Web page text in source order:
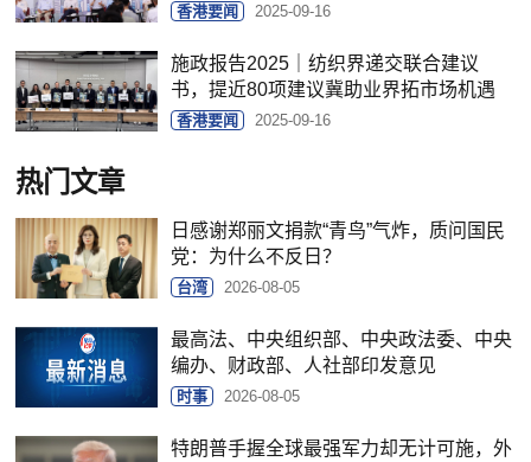
香港要闻 2025-09-16
施政报告2025｜纺织界递交联合建议
书，提近80项建议冀助业界拓市场机遇
香港要闻 2025-09-16
热门文章
日感谢郑丽文捐款“青鸟”气炸，质问国民
党：为什么不反日？
台湾 2026-08-05
最高法、中央组织部、中央政法委、中央
编办、财政部、人社部印发意见
时事 2026-08-05
特朗普手握全球最强军力却无计可施，外